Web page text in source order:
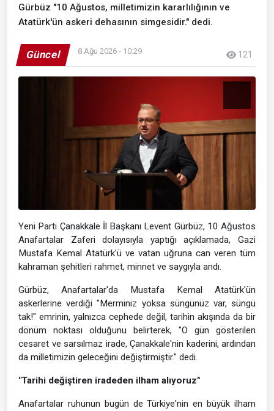
Gürbüz "10 Ağustos, milletimizin kararlılığının ve
Atatürk'ün askeri dehasının simgesidir." dedi.
Güncel 8 Ağu 2026 - 10:29 121
Yeni Parti Çanakkale İl Başkanı Levent Gürbüz, 10 Ağustos
Anafartalar Zaferi dolayısıyla yaptığı açıklamada, Gazi
Mustafa Kemal Atatürk'ü ve vatan uğruna can veren tüm
kahraman şehitleri rahmet, minnet ve saygıyla andı.
Gürbüz, Anafartalar'da Mustafa Kemal Atatürk'ün
askerlerine verdiği "Merminiz yoksa süngünüz var, süngü
tak!" emrinin, yalnızca cephede değil, tarihin akışında da bir
dönüm noktası olduğunu belirterek, "O gün gösterilen
cesaret ve sarsılmaz irade, Çanakkale'nin kaderini, ardından
da milletimizin geleceğini değiştirmiştir." dedi.
"Tarihi değiştiren iradeden ilham alıyoruz"
Anafartalar ruhunun bugün de Türkiye'nin en büyük ilham